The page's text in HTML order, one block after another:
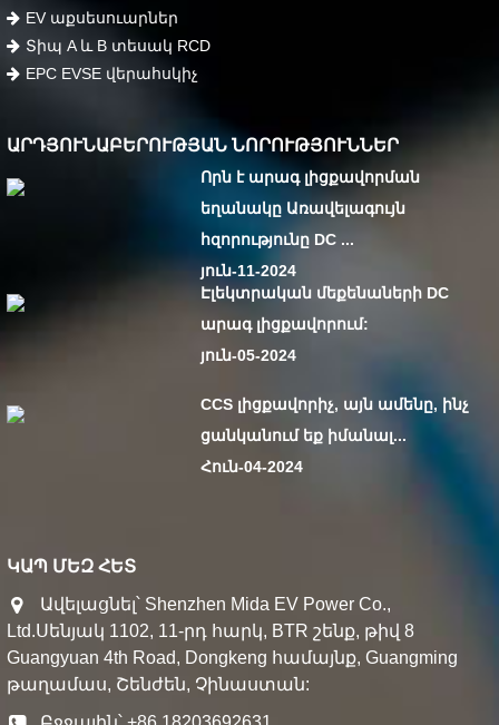
EV աքսեսուարներ
Տիպ A և B տեսակ RCD
EPC EVSE վերահսկիչ
ԱՐԴՅՈՒՆԱԲԵՐՈՒԹՅԱՆ ՆՈՐՈՒԹՅՈՒՆՆԵՐ
Որն է արագ լիցքավորման
եղանակը Առավելագույն
հզորությունը DC ...
յուն-11-2024
Էլեկտրական մեքենաների DC
արագ լիցքավորում:
յուն-05-2024
CCS լիցքավորիչ, այն ամենը, ինչ
ցանկանում եք իմանալ...
Հուն-04-2024
ԿԱՊ ՄԵԶ ՀԵՏ
Ավելացնել՝ Shenzhen Mida EV Power Co.,
Ltd.Սենյակ 1102, 11-րդ հարկ, BTR շենք, թիվ 8
Guangyuan 4th Road, Dongkeng համայնք, Guangming
թաղամաս, Շենժեն, Չինաստան: